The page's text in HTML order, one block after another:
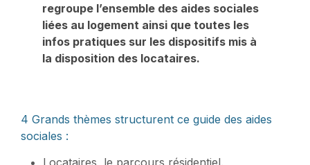
regroupe l’ensemble des aides sociales
liées au logement ainsi que toutes les
infos pratiques sur les dispositifs mis à
la disposition des locataires.
4 Grands thèmes structurent ce guide des aides
sociales :
Locataires, le parcours résidentiel.